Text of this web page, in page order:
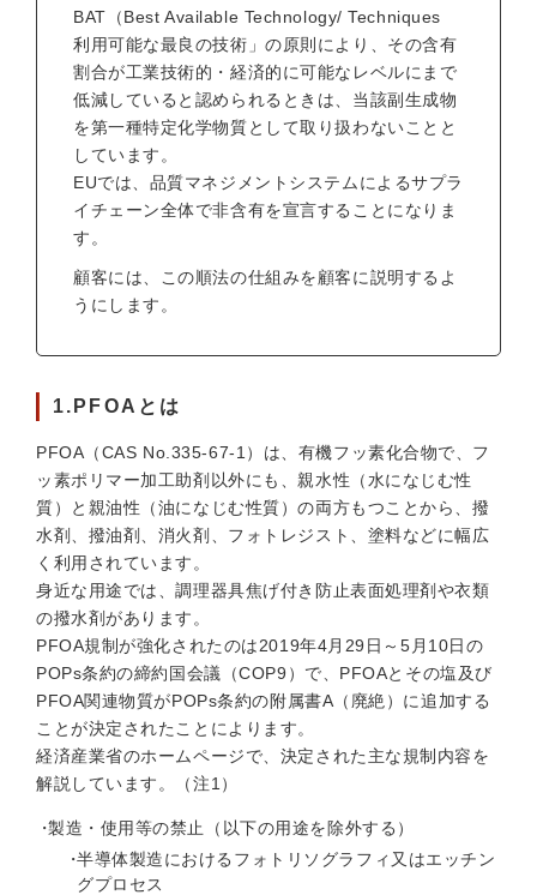
BAT（Best Available Technology/ Techniques
利用可能な最良の技術」の原則により、その含有
割合が工業技術的・経済的に可能なレベルにまで
低減していると認められるときは、当該副生成物
を第一種特定化学物質として取り扱わないことと
しています。
EUでは、品質マネジメントシステムによるサプラ
イチェーン全体で非含有を宣言することになりま
す。
顧客には、この順法の仕組みを顧客に説明するよ
うにします。
1.PFOAとは
PFOA（CAS No.335-67-1）は、有機フッ素化合物で、フ
ッ素ポリマー加工助剤以外にも、親水性（水になじむ性
質）と親油性（油になじむ性質）の両方もつことから、撥
水剤、撥油剤、消火剤、フォトレジスト、塗料などに幅広
く利用されています。
身近な用途では、調理器具焦げ付き防止表面処理剤や衣類
の撥水剤があります。
PFOA規制が強化されたのは2019年4月29日～5月10日の
POPs条約の締約国会議（COP9）で、PFOAとその塩及び
PFOA関連物質がPOPs条約の附属書A（廃絶）に追加する
ことが決定されたことによります。
経済産業省のホームページで、決定された主な規制内容を
解説しています。（注1）
製造・使用等の禁止（以下の用途を除外する）
半導体製造におけるフォトリソグラフィ又はエッチン
グプロセス